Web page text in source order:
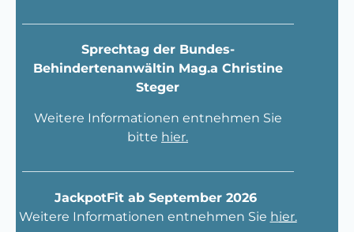
Sprechtag der Bundes-
Behindertenanwältin Mag.a Christine
Steger
Weitere Informationen entnehmen Sie
bitte hier.
JackpotFit ab September 2026
Weitere Informationen entnehmen Sie hier.